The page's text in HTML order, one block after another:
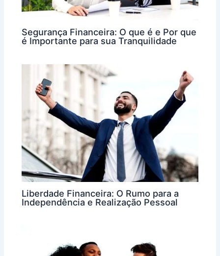
Segurança Financeira: O que é e Por que
é Importante para sua Tranquilidade
Liberdade Financeira: O Rumo para a
Independência e Realização Pessoal